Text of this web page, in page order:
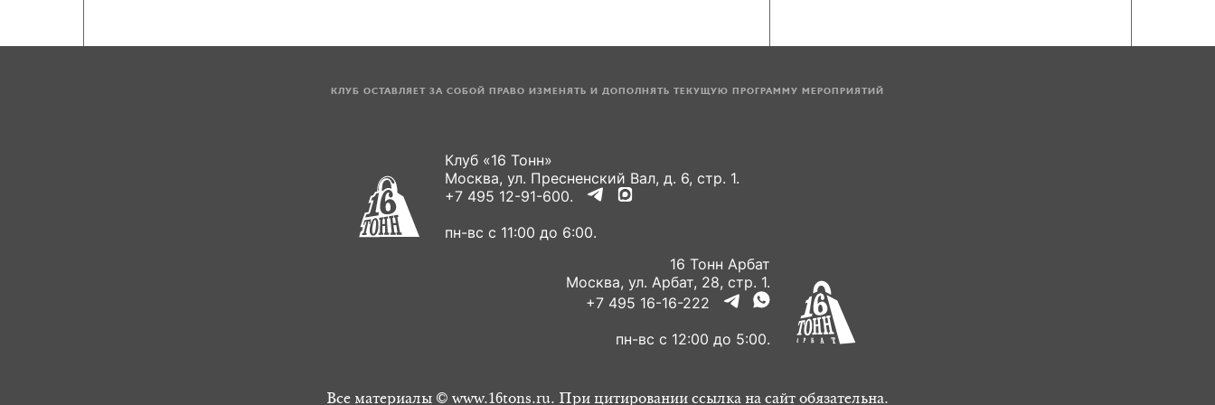
КЛУБ ОСТАВЛЯЕТ ЗА СОБОЙ ПРАВО ИЗМЕНЯТЬ И ДОПОЛНЯТЬ ТЕКУЩУЮ ПРОГРАММУ МЕРОПРИЯТИЙ
Клуб «16 Тонн»
Москва, ул. Пресненский Вал, д. 6, стр. 1.
+7 495 12-91-600.
пн-вс с 11:00 до 6:00.
16 Тонн Арбат
Москва, ул. Арбат, 28, стр. 1.
+7 495 16-16-222
пн-вс с 12:00 до 5:00.
Все материалы © www.16tons.ru. При цитировании ссылка на сайт обязательна.